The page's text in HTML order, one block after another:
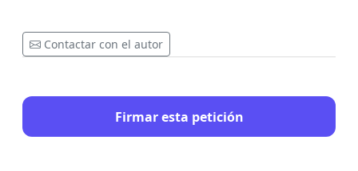
Contactar con el autor
Firmar esta petición